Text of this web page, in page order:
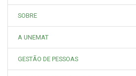
SOBRE
A UNEMAT
GESTÃO DE PESSOAS